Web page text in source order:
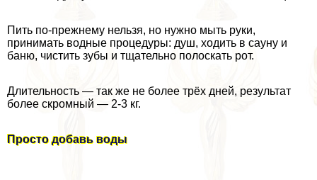
Пить по-прежнему нельзя, но нужно мыть руки,
принимать водные процедуры: душ, ходить в сауну и
баню, чистить зубы и тщательно полоскать рот.
Длительность — так же не более трёх дней, результат
более скромный — 2-3 кг.
Просто добавь воды